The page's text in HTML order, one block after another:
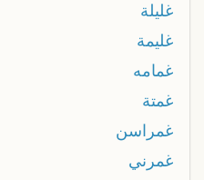
غليلة
غليمة
غمامه
غمتة
غمراسن
غمرني